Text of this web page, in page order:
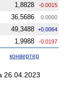
1,8828 -0.0015
36,5686 0.0000
49,3488 +0.0064
1,9988 -0.0197
конвертер
26.04.2023